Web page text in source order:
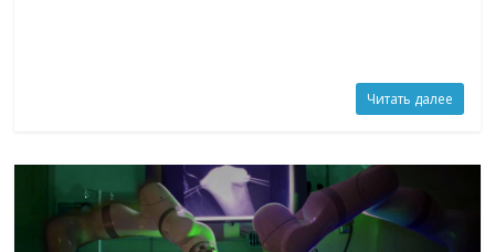
Читать далее